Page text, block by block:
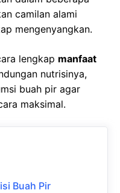
camilan alami
mengenyangkan.
lengkap manfaat
nutrisinya,
buah pir agar
maksimal.
Buah Pir